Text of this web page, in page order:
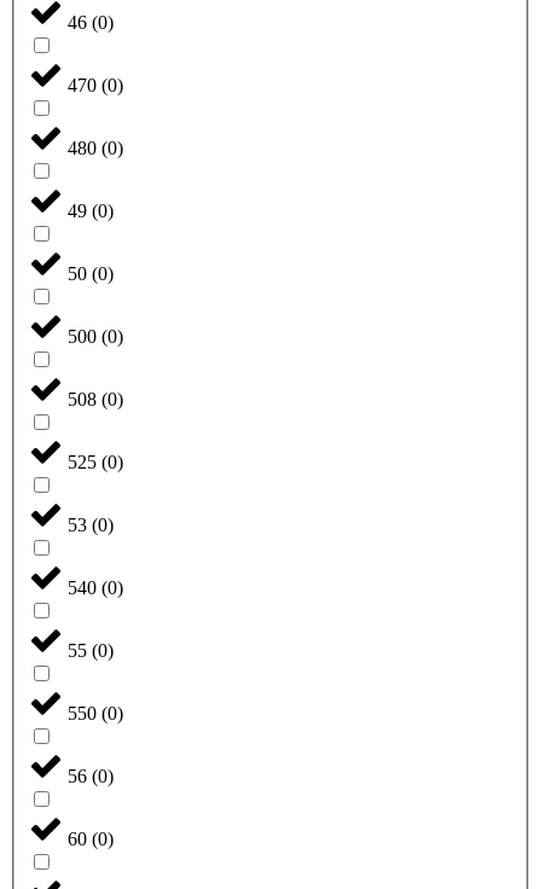
46 (0)
470 (0)
480 (0)
49 (0)
50 (0)
500 (0)
508 (0)
525 (0)
53 (0)
540 (0)
55 (0)
550 (0)
56 (0)
60 (0)